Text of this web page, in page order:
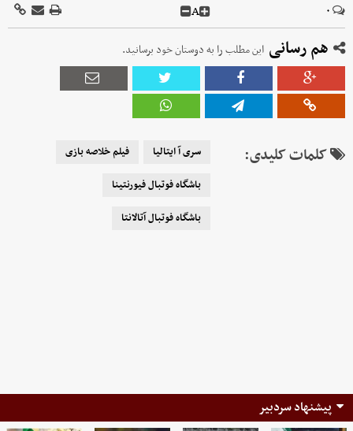
۰ A
هم رسانی این مطلب را به دوستان خود برسانید.
کلمات کلیدی: سری آ ایتالیا
فیلم خلاصه بازی
باشگاه فوتبال فیورنتینا
باشگاه فوتبال آتالانتا
پیشنهاد سردبیر